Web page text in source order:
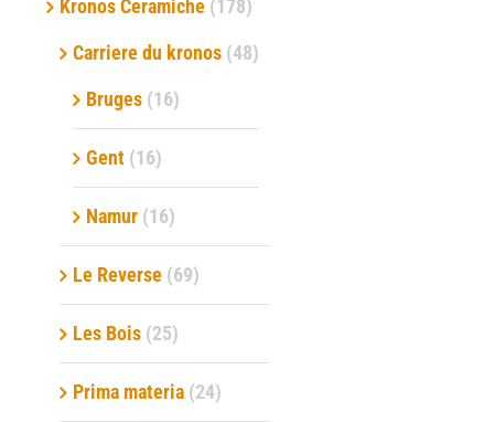
Kronos Ceramiche (178)
Carriere du kronos (48)
Bruges (16)
Gent (16)
Namur (16)
Le Reverse (69)
Les Bois (25)
Prima materia (24)